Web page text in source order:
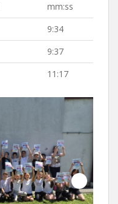
mm:ss
9:34
9:37
11:17